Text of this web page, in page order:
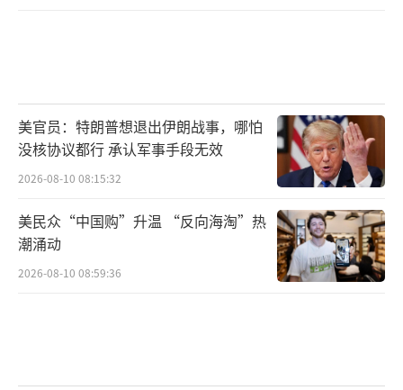
称，对此次峰会结果，特朗普25日在记者会上
表示：“我认为这对每个人来说都是伟大的胜
利。”据报道，与会外交官们表示，特朗普在
闭门会议上敦促盟国将新增国防开支用于购买
美国武器。
对于美国要求盟友提高军费并购买美国武
器以换取美国的保护承诺，英国《金融时报》
美官员：特朗普想退出伊朗战事，哪怕
没核协议都行 承认军事手段无效
2026-08-10 08:15:32
美民众“中国购”升温 “反向海淘”热
潮涌动
2026-08-10 08:59:36